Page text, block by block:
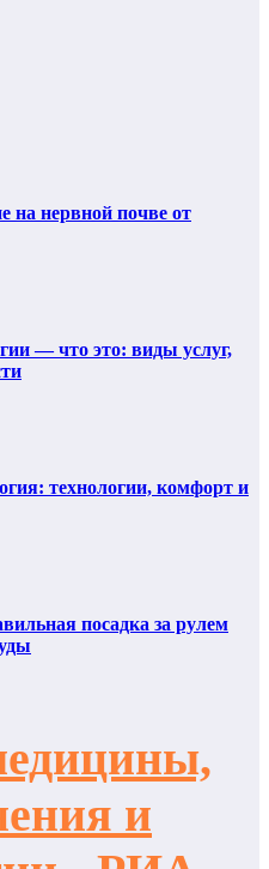
на нервной почве от
— что это: виды услуг,
технологии, комфорт и
посадка за рулем
и